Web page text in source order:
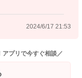
2024/6/17 21:49
2024/6/17 21:53
プリで今すぐ相談／